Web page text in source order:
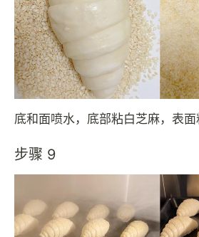
底和面喷水，底部粘白芝麻，表
步骤 9